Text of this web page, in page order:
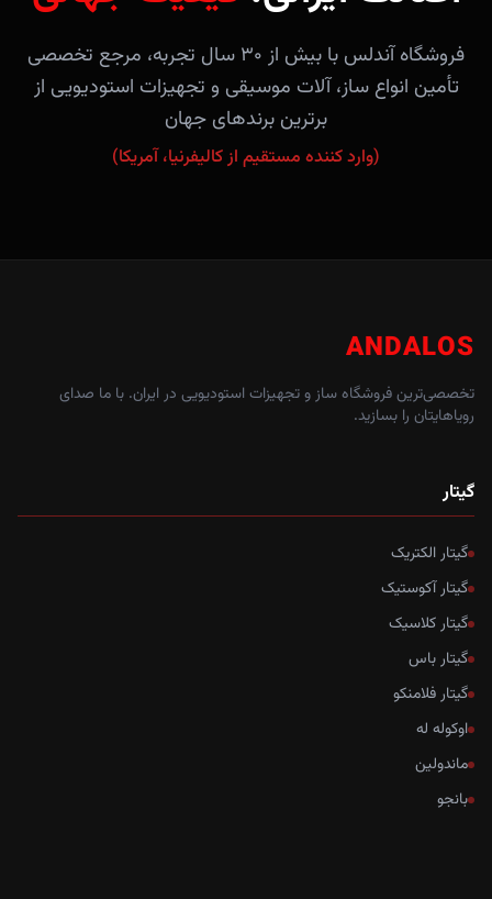
فروشگاه آندلس با بیش از ۳۰ سال تجربه، مرجع تخصصی
تأمین انواع ساز، آلات موسیقی و تجهیزات استودیویی از
برترین برندهای جهان
(وارد کننده مستقیم از کالیفرنیا، آمریکا)
ANDALOS
تخصصی‌ترین فروشگاه ساز و تجهیزات استودیویی در ایران. با ما صدای
رویاهایتان را بسازید.
گیتار
گیتار الکتریک
گیتار آکوستیک
گیتار کلاسیک
گیتار باس
گیتار فلامنکو
اوکوله له
ماندولین
بانجو